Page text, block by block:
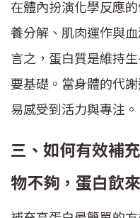
在體內扮演化學反應
養分解、肌肉運作與
言之，蛋白質是維持
要基礎。當身體的代
易感受到活力與專注。
三、如何有效補
物不夠，蛋白飲